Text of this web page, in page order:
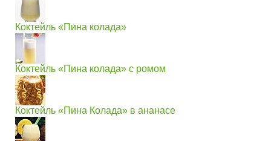
Коктейль «Пина колада»
Коктейль «Пина колада» с ромом
Коктейль «Пина Колада» в ананасе